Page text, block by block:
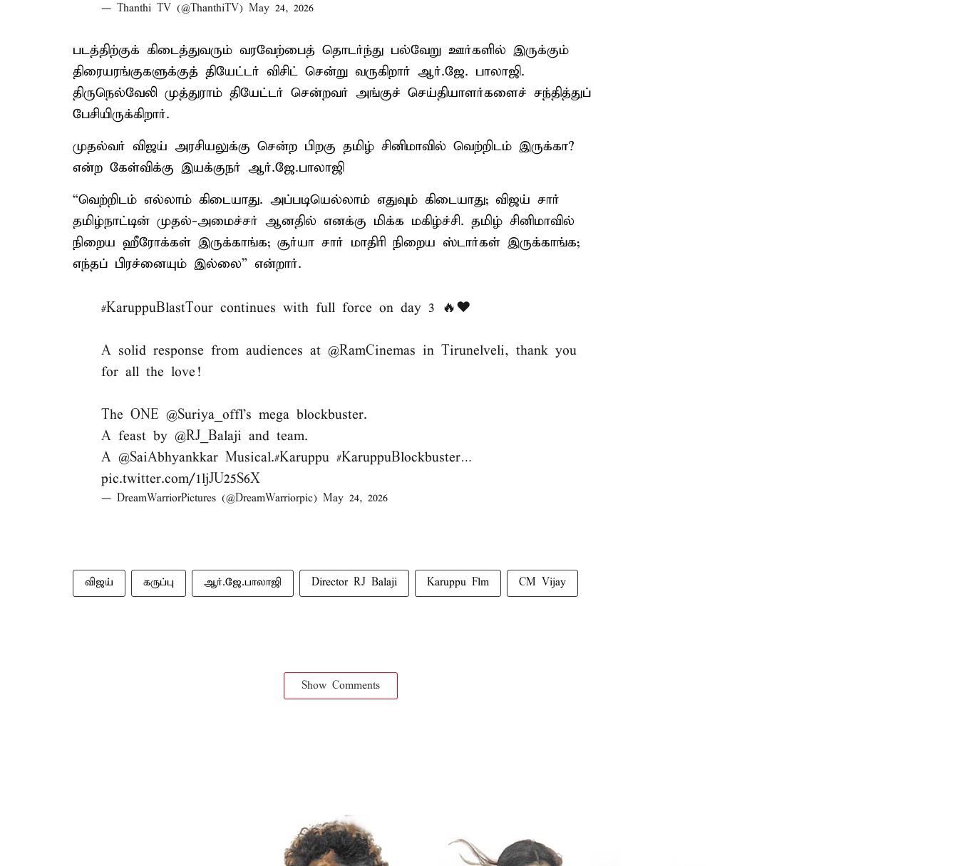
— Thanthi TV (@ThanthiTV) May 24, 2026
படத்திற்குக் கிடைத்துவரும் வரவேற்பைத் தொடர்ந்து பல்வேறு ஊர்களில் இருக்கும்
திரையரங்குகளுக்குத் தியேட்டர் விசிட் சென்று வருகிறார் ஆர்.ஜே. பாலாஜி.
திருநெல்வேலி முத்துராம் தியேட்டர் சென்றவர் அங்குச் செய்தியாளர்களைச் சந்தித்துப்
பேசியிருக்கிறார்.
முதல்வர் விஜய் அரசியலுக்கு சென்ற பிறகு தமிழ் சினிமாவில் வெற்றிடம் இருக்கா?
என்ற கேள்விக்கு இயக்குநர் ஆர்.ஜே.பாலாஜி
“வெற்றிடம் எல்லாம் கிடையாது. அப்படியெல்லாம் எதுவும் கிடையாது; விஜய் சார்
தமிழ்நாட்டின் முதல்-அமைச்சர் ஆனதில் எனக்கு மிக்க மகிழ்ச்சி. தமிழ் சினிமாவில்
நிறைய ஹீரோக்கள் இருக்காங்க; சூர்யா சார் மாதிரி நிறைய ஸ்டார்கள் இருக்காங்க;
எந்தப் பிரச்னையும் இல்லை” என்றார்.
#KaruppuBlastTour continues with full force on day 3 🔥❤️
A solid response from audiences at @RamCinemas in Tirunelveli, thank you
for all the love!
The ONE @Suriya_offl's mega blockbuster.
A feast by @RJ_Balaji and team.
A @SaiAbhyankkar Musical.#Karuppu #KaruppuBlockbuster…
pic.twitter.com/1ljJU25S6X
— DreamWarriorPictures (@DreamWarriorpic) May 24, 2026
விஜய் கருப்பு ஆர்.ஜே.பாலாஜி Director RJ Balaji Karuppu Flm CM Vijay
Show Comments